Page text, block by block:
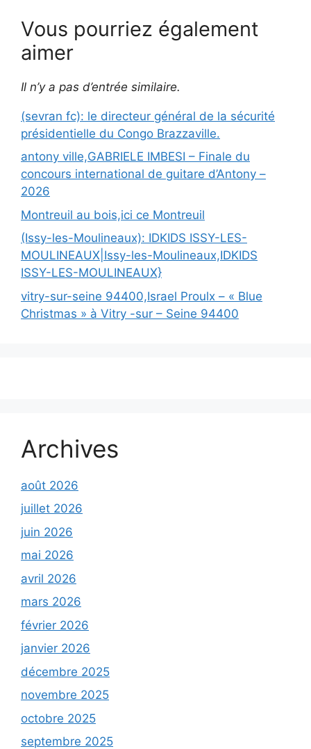
Vous pourriez également
aimer
Il n’y a pas d’entrée similaire.
(sevran fc): le directeur général de la sécurité
présidentielle du Congo Brazzaville.
antony ville,GABRIELE IMBESI – Finale du
concours international de guitare d’Antony –
2026
Montreuil au bois,ici ce Montreuil
(Issy-les-Moulineaux): IDKIDS ISSY-LES-
MOULINEAUX|Issy-les-Moulineaux,IDKIDS
ISSY-LES-MOULINEAUX}
vitry-sur-seine 94400,Israel Proulx – « Blue
Christmas » à Vitry -sur – Seine 94400
Archives
août 2026
juillet 2026
juin 2026
mai 2026
avril 2026
mars 2026
février 2026
janvier 2026
décembre 2025
novembre 2025
octobre 2025
septembre 2025